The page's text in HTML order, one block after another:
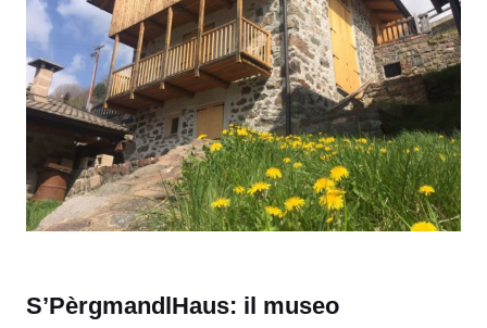
S’PèrgmandlHaus: il museo